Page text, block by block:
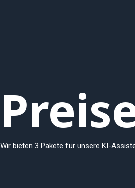
Wir bieten 3 Pakete für unsere KI-